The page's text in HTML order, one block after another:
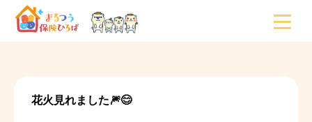
花火見れました🎆😊